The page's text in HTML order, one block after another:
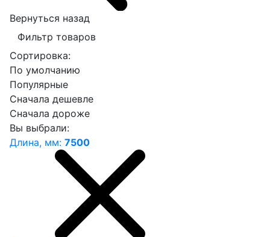
Вернуться назад
Фильтр товаров
Сортировка:
По умолчанию
Популярные
Сначала дешевле
Сначала дороже
Вы выбрали:
Длина, мм: 7500